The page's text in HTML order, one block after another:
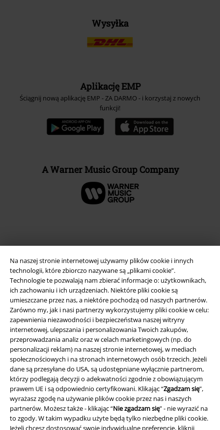
Na naszej stronie internetowej używamy plików cookie i innych
technologii, które zbiorczo nazywane są „plikami cookie”.
Technologie te pozwalają nam zbierać informacje o: użytkownikach,
ich zachowaniu i ich urządzeniach. Niektóre pliki cookie są
umieszczane przez nas, a niektóre pochodzą od naszych partnerów.
Zarówno my, jak i nasi partnerzy wykorzystujemy pliki cookie w celu:
zapewnienia niezawodności i bezpieczeństwa naszej witryny
internetowej, ulepszania i personalizowania Twoich zakupów,
przeprowadzania analiz oraz w celach marketingowych (np. do
personalizacji reklam) na naszej stronie internetowej, w mediach
społecznościowych i na stronach internetowych osób trzecich. Jeżeli
dane są przesyłane do USA, są udostępniane wyłącznie partnerom,
którzy podlegają decyzji o adekwatności zgodnie z obowiązującym
prawem UE i są odpowiednio certyfikowani. Klikając “Zgadzam się”,
wyrażasz zgodę na używanie plików cookie przez nas i naszych
partnerów. Możesz także - klikając “Nie zgadzam się” - nie wyrazić na
to zgody. W takim wypadku użyte będą tylko niezbędne pliki cookie.
Jeżeli chcesz dostosować swoje indywidualne preferencje, kliknij
Wysyłka
Aplikację EMP
Ściągnij nową aplikację EMP - ZA DARMO - i korzystaj z nowych
funkcji!
A Warner Music Group Company
Informacje prawne
Regulamin
Dane firmy
Polityka prywatności
Unieszkodliwianie odpadów i ochrona środowiska
Deklaracja Zgodności